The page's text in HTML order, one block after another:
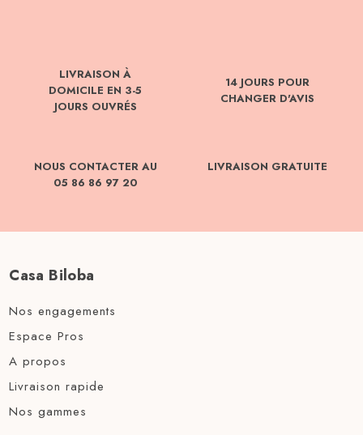
LIVRAISON À
DOMICILE EN 3-5
JOURS OUVRÉS
14 JOURS POUR
CHANGER D'AVIS
NOUS CONTACTER AU
05 86 86 97 20
LIVRAISON GRATUITE
Casa Biloba
Nos engagements
Espace Pros
A propos
Livraison rapide
Nos gammes